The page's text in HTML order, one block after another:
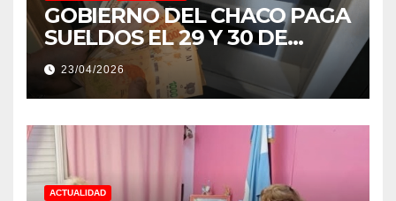
GOBIERNO DEL CHACO PAGA
SUELDOS EL 29 Y 30 DE
ABRIL, CON EL 2% DE
AUMENTO
23/04/2026
ACTUALIDAD